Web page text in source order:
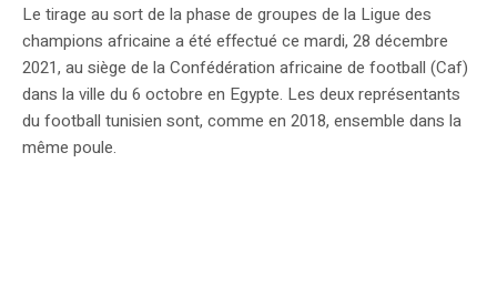
Le tirage au sort de la phase de groupes de la Ligue des
champions africaine a été effectué ce mardi, 28 décembre
2021, au siège de la Confédération africaine de football (Caf)
dans la ville du 6 octobre en Egypte. Les deux représentants
du football tunisien sont, comme en 2018, ensemble dans la
même poule.